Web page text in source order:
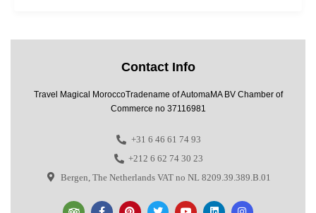
Contact Info
Travel Magical MoroccoTradename of AutomaMA BV Chamber of
Commerce no 37116981
+31 6 46 61 74 93
+212 6 62 74 30 23
Bergen, The Netherlands VAT no NL 8209.39.389.B.01